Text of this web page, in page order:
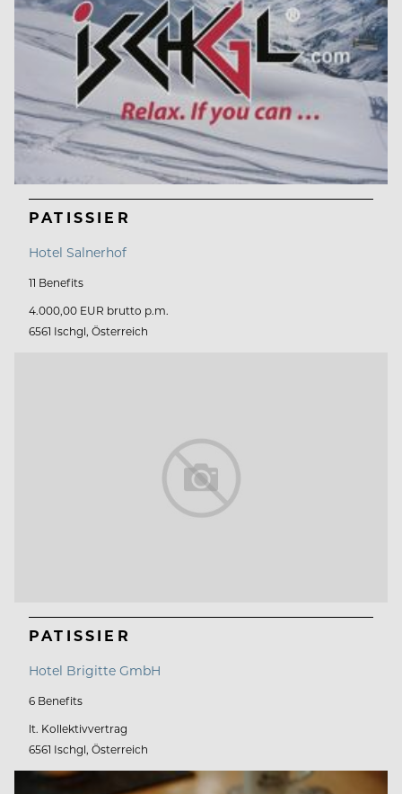
PATISSIER
Hotel Salnerhof
11 Benefits
4.000,00 EUR brutto p.m.
6561 Ischgl, Österreich
PATISSIER
Hotel Brigitte GmbH
6 Benefits
lt. Kollektivvertrag
6561 Ischgl, Österreich